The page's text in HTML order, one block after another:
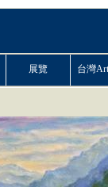
展覽 台灣